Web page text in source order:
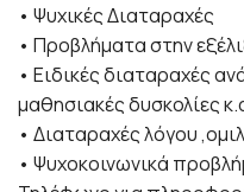
• Ψυχικές Διαταραχές
• Προβλήματα στην
• Ειδικές διαταραχές
μαθησιακές δυσκολίες
• Διαταραχές λόγου
• Ψυχοκοινωνικά